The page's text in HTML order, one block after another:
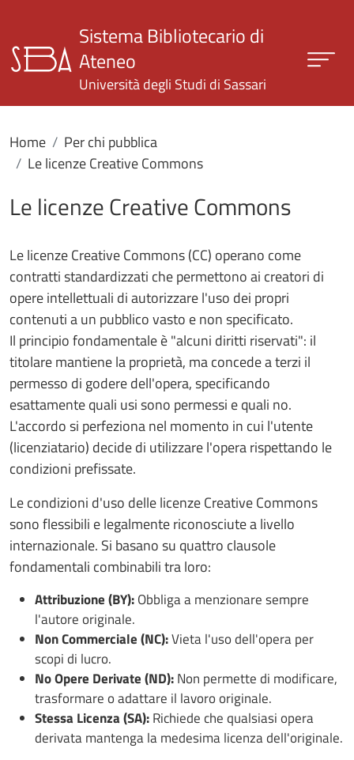
Sistema Bibliotecario di
Ateneo
Università degli Studi di Sassari
Home
Per chi pubblica
Le licenze Creative Commons
Le licenze Creative Commons
Le licenze Creative Commons (CC) operano come
contratti standardizzati che permettono ai creatori di
opere intellettuali di autorizzare l'uso dei propri
contenuti a un pubblico vasto e non specificato.
Il principio fondamentale è "alcuni diritti riservati": il
titolare mantiene la proprietà, ma concede a terzi il
permesso di godere dell'opera, specificando
esattamente quali usi sono permessi e quali no.
L'accordo si perfeziona nel momento in cui l'utente
(licenziatario) decide di utilizzare l'opera rispettando le
condizioni prefissate.
Le condizioni d'uso delle licenze Creative Commons
sono flessibili e legalmente riconosciute a livello
internazionale. Si basano su quattro clausole
fondamentali combinabili tra loro:
Attribuzione (BY):Obbliga a menzionare sempre
l'autore originale.
Non Commerciale (NC):Vieta l'uso dell'opera per
scopi di lucro.
No Opere Derivate (ND):Non permette di modificare,
trasformare o adattare il lavoro originale.
Stessa Licenza (SA):Richiede che qualsiasi opera
derivata mantenga la medesima licenza dell'originale.